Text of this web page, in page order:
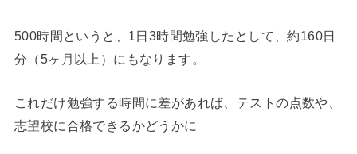
500時間というと、1日3時間勉強したとして、約160日
分（5ヶ月以上）にもなります。
これだけ勉強する時間に差があれば、テストの点数や、
志望校に合格できるかどうかに